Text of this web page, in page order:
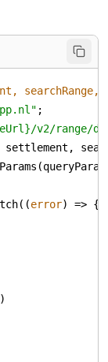
searchRange,
/v2/range/
settlement,
(error) =>